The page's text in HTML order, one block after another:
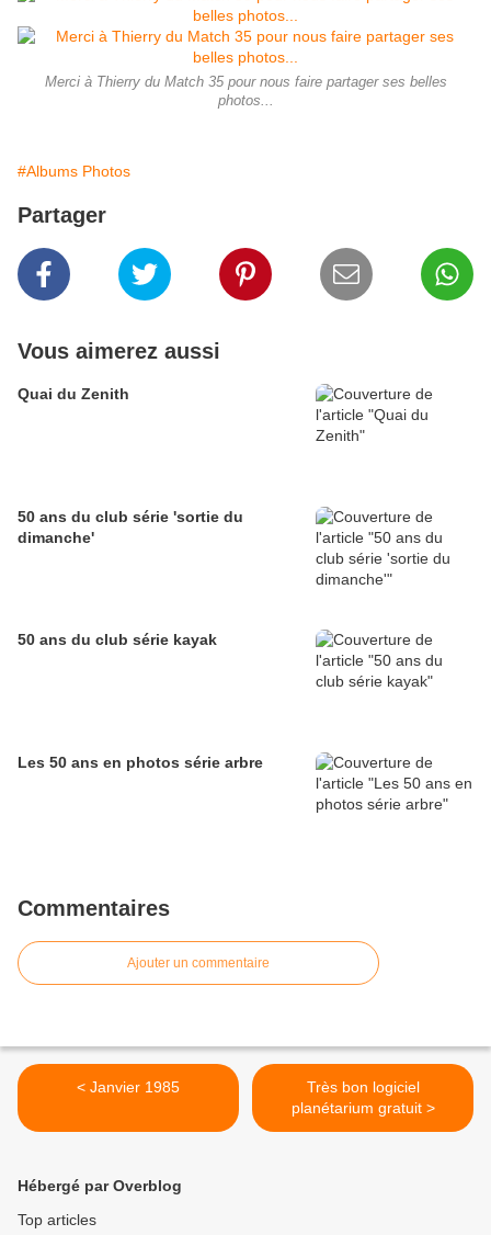
Merci à Thierry du Match 35 pour nous faire partager ses belles
photos...
#Albums Photos
Partager
Vous aimerez aussi
Quai du Zenith
50 ans du club série 'sortie du
dimanche'
50 ans du club série kayak
Les 50 ans en photos série arbre
Commentaires
Ajouter un commentaire
< Janvier 1985
Très bon logiciel
planétarium gratuit >
Hébergé par Overblog
Top articles